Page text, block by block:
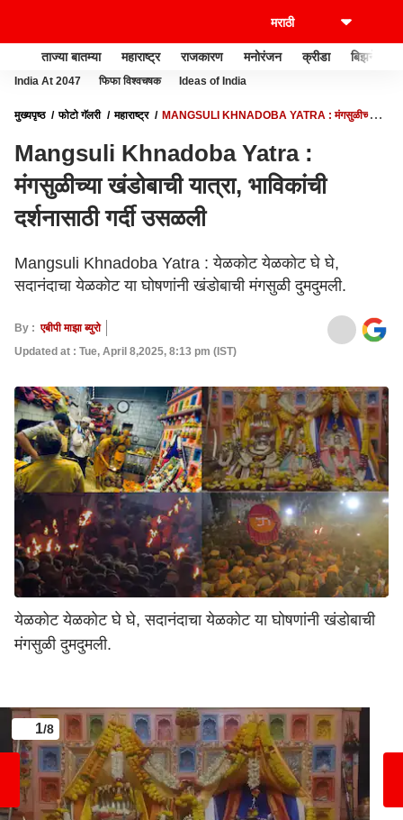
ताज्या बातम्या महाराष्ट्र राजकारण मनोरंजन क्रीडा बिझनेस
India At 2047 फिफा विश्वचषक Ideas of India
मुख्यपृष्ठ फोटो गॅलरी महाराष्ट्र
MANGSULI KHNADOBA YATRA : मंगसुळीच्या
Mangsuli Khnadoba Yatra :
मंगसुळीच्या खंडोबाची यात्रा, भाविकांची
दर्शनासाठी गर्दी उसळली
Mangsuli Khnadoba Yatra : येळकोट येळकोट घे घे,
सदानंदाचा येळकोट या घोषणांनी खंडोबाची मंगसुळी दुमदुमली.
By :एबीपी माझा ब्युरो
Updated at : Tue, April 8,2025, 8:13 pm (IST)
येळकोट येळकोट घे घे, सदानंदाचा येळकोट या घोषणांनी खंडोबाची
मंगसुळी दुमदुमली.
1/8